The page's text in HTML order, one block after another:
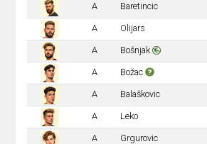
A Baretincic
A Olijars
A Bošnjak
A Božac
A Balaškovic
A Leko
A Grgurovic